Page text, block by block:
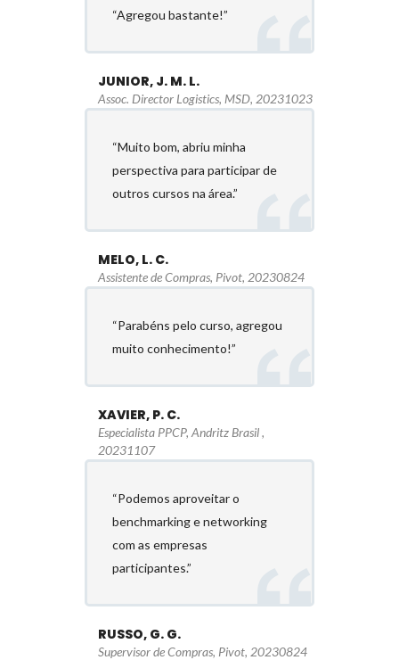
“Agregou bastante!”
JUNIOR, J. M. L.
Assoc. Director Logistics, MSD, 20231023
“Muito bom, abriu minha
perspectiva para participar de
outros cursos na área.”
MELO, L. C.
Assistente de Compras, Pivot, 20230824
“Parabéns pelo curso, agregou
muito conhecimento!”
XAVIER, P. C.
Especialista PPCP, Andritz Brasil ,
20231107
“Podemos aproveitar o
benchmarking e networking
com as empresas
participantes.”
RUSSO, G. G.
Supervisor de Compras, Pivot, 20230824